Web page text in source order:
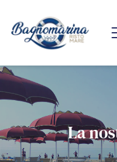
La